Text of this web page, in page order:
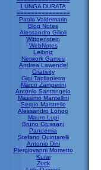
LUNGA DURATA
===============
Paolo Valdemarin
Blog Notes
Alessandro Gilioli
Wittgenstein
WebNotes
Leibniz
Network Games
Andrea Lawendel
Criativity
Gigi Tagliapietra
Marco Zamperini
Antonio Santangelo
Massimo Mantellini
Sergio Maistrello
Alessandro Longo
Mauro Lupi
Bruno Giussani
Pandemia
Stefano Quintarelli
Antonio Dini
Piergiovanni Mometto
Kurai
Zuck